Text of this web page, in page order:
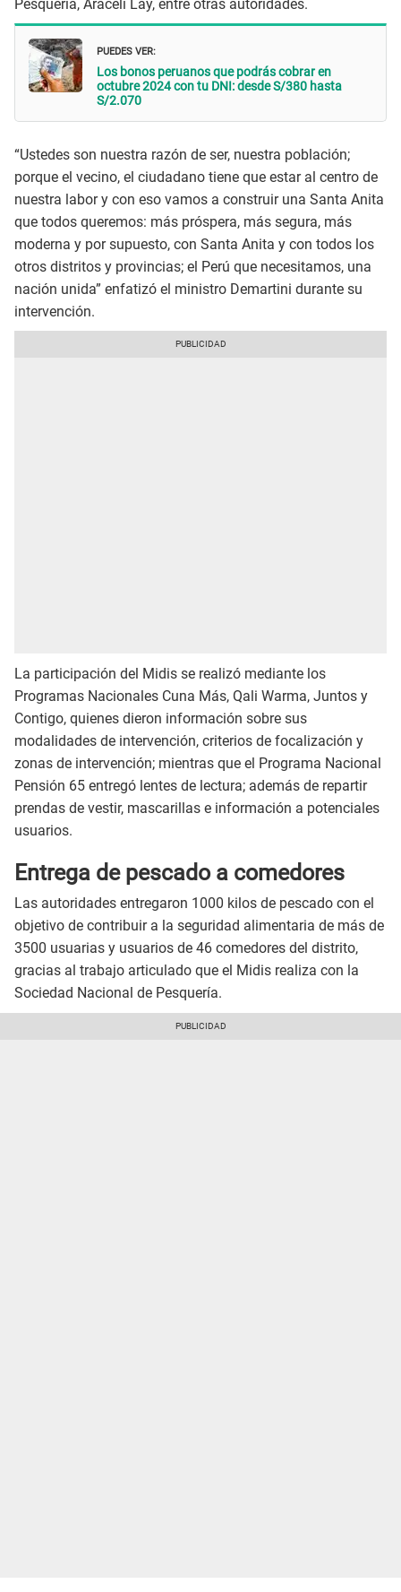
Pesquería, Araceli Lay, entre otras autoridades.
PUEDES VER:
Los bonos peruanos que podrás cobrar en
octubre 2024 con tu DNI: desde S/380 hasta
S/2.070
“Ustedes son nuestra razón de ser, nuestra población;
porque el vecino, el ciudadano tiene que estar al centro de
nuestra labor y con eso vamos a construir una Santa Anita
que todos queremos: más próspera, más segura, más
moderna y por supuesto, con Santa Anita y con todos los
otros distritos y provincias; el Perú que necesitamos, una
nación unida” enfatizó el ministro Demartini durante su
intervención.
La participación del Midis se realizó mediante los
Programas Nacionales Cuna Más, Qali Warma, Juntos y
Contigo, quienes dieron información sobre sus
modalidades de intervención, criterios de focalización y
zonas de intervención; mientras que el Programa Nacional
Pensión 65 entregó lentes de lectura; además de repartir
prendas de vestir, mascarillas e información a potenciales
usuarios.
Entrega de pescado a comedores
Las autoridades entregaron 1000 kilos de pescado con el
objetivo de contribuir a la seguridad alimentaria de más de
3500 usuarias y usuarios de 46 comedores del distrito,
gracias al trabajo articulado que el Midis realiza con la
Sociedad Nacional de Pesquería.